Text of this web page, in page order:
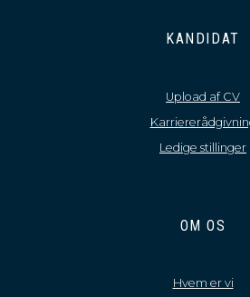
KANDIDAT
Upload af CV
Ledige stillinger
OM OS
Hvem er vi